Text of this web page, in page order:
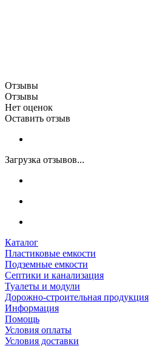
Отзывы
Отзывы
Нет оценок
Оставить отзыв
Загрузка отзывов...
Каталог
Пластиковые емкости
Подземные емкости
Септики и канализация
Туалеты и модули
Дорожно-строительная продукция
Информация
Помощь
Условия оплаты
Условия доставки